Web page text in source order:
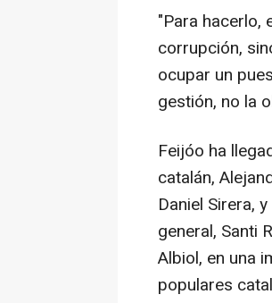
"Para hacerlo,
corrupción,
ocupar un
gestión, no la
Feijóo ha
catalán,
Daniel Sirera,
general, Santi
Albiol, en una
populares